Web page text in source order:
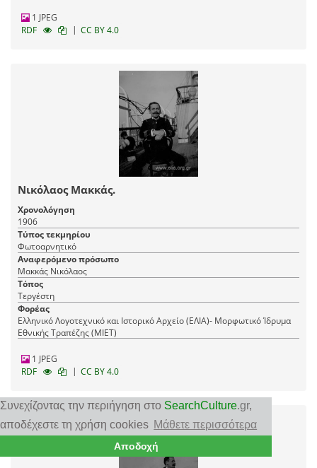
Συνεχίζοντας την περιήγηση στο SearchCulture.gr,
αποδέχεστε τη χρήση cookies Μάθετε περισσότερα
Αποδοχή
1 JPEG
RDF
| CC BY 4.0
Νικόλαος Μακκάς.
Χρονολόγηση
1906
Τύπος τεκμηρίου
Φωτοαρνητικό
Αναφερόμενο πρόσωπο
Μακκάς Νικόλαος
Τόπος
Τεργέστη
Φορέας
Ελληνικό Λογοτεχνικό και Ιστορικό Αρχείο (ΕΛΙΑ)- Μορφωτικό Ίδρυμα
Εθνικής Τραπέζης (ΜΙΕΤ)
1 JPEG
RDF
| CC BY 4.0